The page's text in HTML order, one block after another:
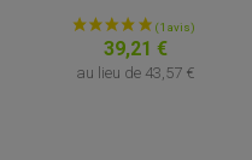
PARTIE CYCLE
AMORTISSEURS QUAD /
BIELLETTES DE
CÂBLE ACCÉLÉRATEUR /
39,21 €
au lieu de 43,57 €